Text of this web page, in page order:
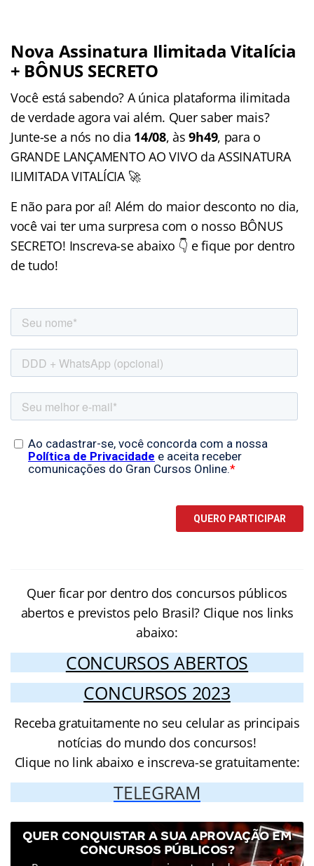
Nova Assinatura Ilimitada Vitalícia
+ BÔNUS SECRETO
Você está sabendo? A única plataforma ilimitada
de verdade agora vai além. Quer saber mais?
Junte-se a nós no dia 14/08, às9h49, para o
GRANDE LANÇAMENTO AO VIVO da ASSINATURA
ILIMITADA VITALÍCIA 🚀
E não para por aí! Além do maior desconto no dia,
você vai ter uma surpresa com o nosso BÔNUS
SECRETO! Inscreva-se abaixo 👇 e fique por dentro
de tudo!
Quer ficar por dentro dos concursos públicos
abertos e previstos pelo Brasil? Clique nos links
abaixo:
CONCURSOS ABERTOS
CONCURSOS 2023
Receba gratuitamente no seu celular as principais
notícias do mundo dos concursos!
Clique no link abaixo e inscreva-se gratuitamente:
TELEGRAM
QUER CONQUISTAR A SUA APROVAÇÃO EM
CONCURSOS PÚBLICOS?